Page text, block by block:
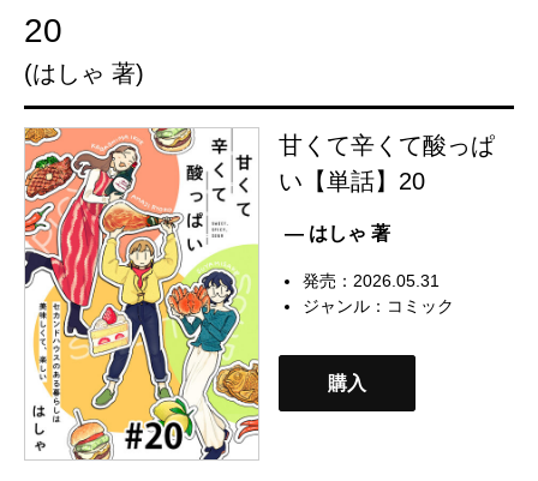
20
(はしゃ 著)
甘くて辛くて酸っぱ
い【単話】20
— はしゃ 著
発売：2026.05.31
ジャンル： コミック
購入